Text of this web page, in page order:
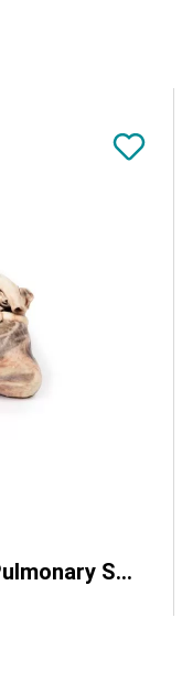
Congenital Pulmonary Stenosis